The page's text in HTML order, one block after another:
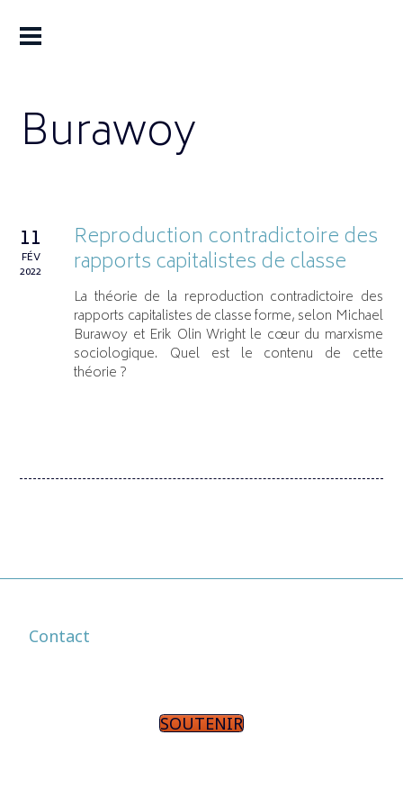
Burawoy
11
FÉV
2022
Reproduction contradictoire des
rapports capitalistes de classe
La théorie de la reproduction contradictoire des
rapports capitalistes de classe forme, selon Michael
Burawoy et Erik Olin Wright le cœur du marxisme
sociologique. Quel est le contenu de cette
théorie ?
Contact
SOUTENIR